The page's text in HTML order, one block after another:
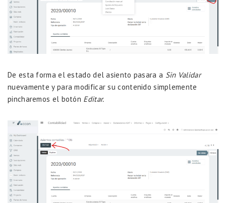
De esta forma el estado del asiento pasara a Sin Validar
nuevamente y para modificar su contenido simplemente
pincharemos el botón Editar.